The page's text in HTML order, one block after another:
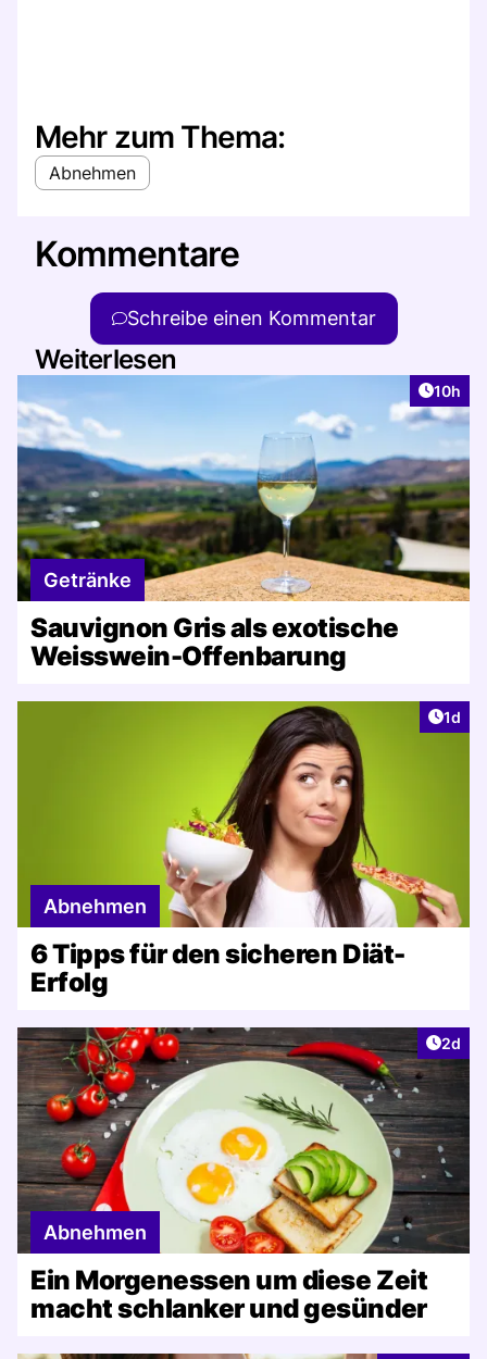
Mehr zum Thema:
Abnehmen
Kommentare
Schreibe einen Kommentar
Weiterlesen
Artikel
10h
Getränke
Sauvignon Gris als exotische
Weisswein-Offenbarung
1d
Abnehmen
6 Tipps für den sicheren Diät-
Erfolg
2d
Abnehmen
Ein Morgenessen um diese Zeit
macht schlanker und gesünder